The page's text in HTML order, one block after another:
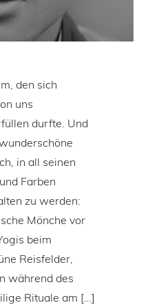
den sich
uns
durfte. Und
in all seinen
Farben
zu werden:
Mönche vor
beim
Reisfelder,
während des
Rituale am […]